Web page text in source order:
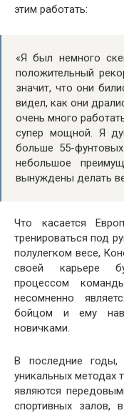
этим работать:
«Я был немного
положительный
значит, что они
видел, как они
очень много
супер мощной. Я
больше 55-
небольшое
вынуждены делать
Что касается
тренироваться под
полулегком весе,
своей карьере
процессом
несомненно
бойцом и ему
новичками.
В последние годы,
уникальных методах
являются
спортивных залов,